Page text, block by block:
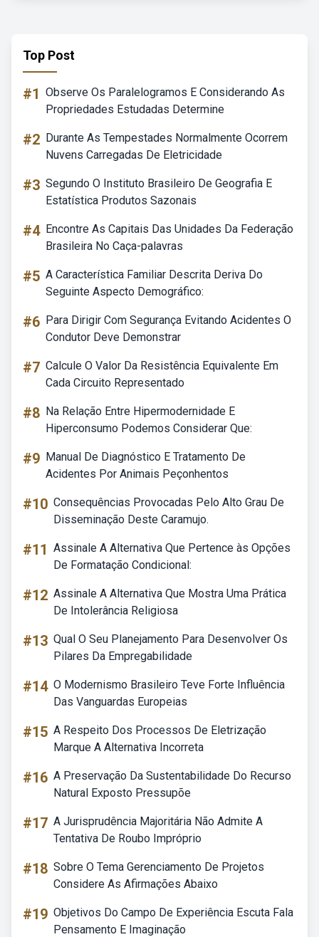
Top Post
#1 Observe Os Paralelogramos E Considerando As
Propriedades Estudadas Determine
#2 Durante As Tempestades Normalmente Ocorrem
Nuvens Carregadas De Eletricidade
#3 Segundo O Instituto Brasileiro De Geografia E
Estatística Produtos Sazonais
#4 Encontre As Capitais Das Unidades Da Federação
Brasileira No Caça-palavras
#5 A Característica Familiar Descrita Deriva Do
Seguinte Aspecto Demográfico:
#6 Para Dirigir Com Segurança Evitando Acidentes O
Condutor Deve Demonstrar
#7 Calcule O Valor Da Resistência Equivalente Em
Cada Circuito Representado
#8 Na Relação Entre Hipermodernidade E
Hiperconsumo Podemos Considerar Que:
#9 Manual De Diagnóstico E Tratamento De
Acidentes Por Animais Peçonhentos
#10 Consequências Provocadas Pelo Alto Grau De
Disseminação Deste Caramujo.
#11 Assinale A Alternativa Que Pertence às Opções
De Formatação Condicional:
#12 Assinale A Alternativa Que Mostra Uma Prática
De Intolerância Religiosa
#13 Qual O Seu Planejamento Para Desenvolver Os
Pilares Da Empregabilidade
#14 O Modernismo Brasileiro Teve Forte Influência
Das Vanguardas Europeias
#15 A Respeito Dos Processos De Eletrização
Marque A Alternativa Incorreta
#16 A Preservação Da Sustentabilidade Do Recurso
Natural Exposto Pressupõe
#17 A Jurisprudência Majoritária Não Admite A
Tentativa De Roubo Impróprio
#18 Sobre O Tema Gerenciamento De Projetos
Considere As Afirmações Abaixo
#19 Objetivos Do Campo De Experiência Escuta Fala
Pensamento E Imaginação